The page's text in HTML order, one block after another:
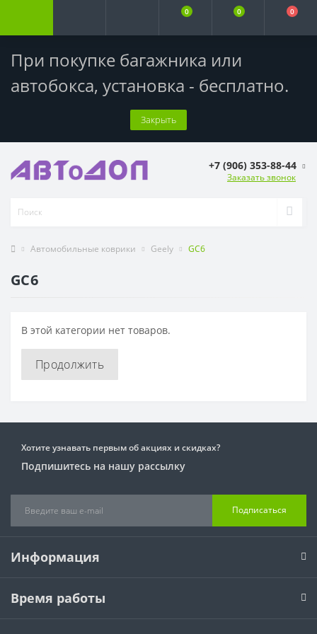
При покупке багажника или
автобокса, установка - бесплатно.
Закрыть
0 0 0
+7 (906) 353-88-44
Заказать звонок
Автомобильные коврики Geely GC6
GC6
В этой категории нет товаров.
Продолжить
Хотите узнавать первым об акциях и скидках?
Подпишитесь на нашу рассылку
Подписаться
Информация
Время работы